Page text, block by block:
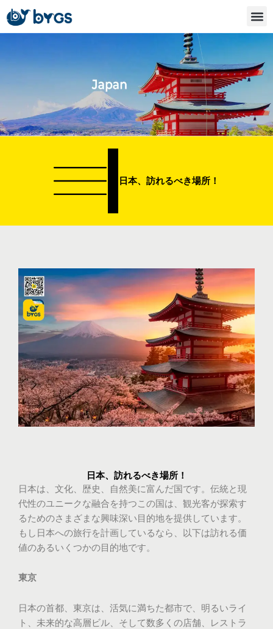
容
を
日本、訪れるべき場所！
日本、訪れるべき場所！
日本は、文化、歴史、自然美に富んだ国です。伝統と現
代性のユニークな融合を持つこの国は、観光客が探索す
るためのさまざまな興味深い目的地を提供しています。
もし日本への旅行を計画しているなら、以下は訪れる価
値のあるいくつかの目的地です。
東京
日本の首都、東京は、活気に満ちた都市で、明るいライ
ト、未来的な高層ビル、そして数多くの店舗、レストラ